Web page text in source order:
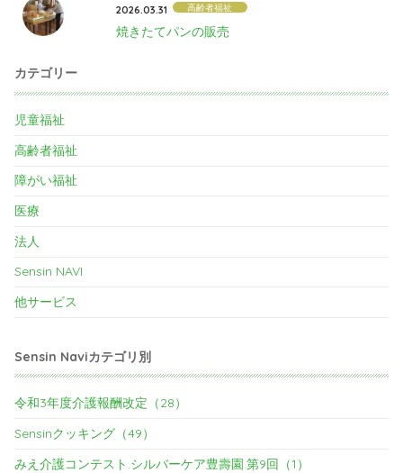
2026.03.31 高齢者福祉
焼きたてパンの販売
カテゴリー
児童福祉
高齢者福祉
障がい福祉
医療
法人
Sensin NAVI
他サービス
Sensin Naviカテゴリ別
令和3年度介護報酬改定（28）
Sensinクッキング（49）
みえ介護コンテスト.シルバーケア豊壽園.第9回（1）